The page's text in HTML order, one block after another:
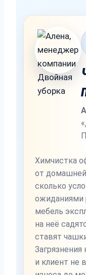
Химчистка
от домашней
сколько
ожиданиями
мебель
на неё
ставят
Загрязнения
и клиент не